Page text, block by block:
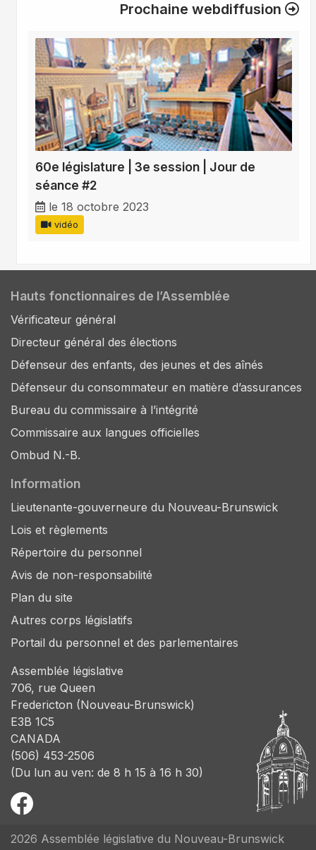
Prochaine webdiffusion
60e législature | 3e session | Jour de
séance #2
le 18 octobre 2023
vidéo
Hauts fonctionnaires de l’Assemblée
Vérificateur général
Directeur général des élections
Défenseur des enfants, des jeunes et des aînés
Défenseur du consommateur en matière d’assurances
Bureau du commissaire à l’intégrité
Commissaire aux langues officielles
Ombud N.-B.
Information
Lieutenante-gouverneure du Nouveau-Brunswick
Lois et règlements
Répertoire du personnel
Avis de non-responsabilité
Plan du site
Autres corps législatifs
Portail du personnel et des parlementaires
Assemblée législative
706, rue Queen
Fredericton (Nouveau-Brunswick)
E3B 1C5
CANADA
(506) 453-2506
(Du lun au ven: de 8 h 15 à 16 h 30)
2026 Assemblée législative du Nouveau-Brunswick